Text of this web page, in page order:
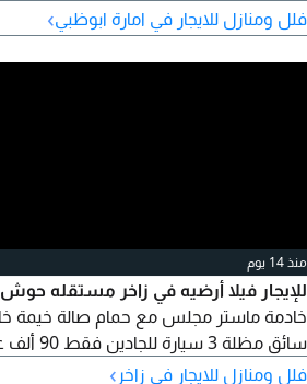
فلل ومنازل للايجار في امارة ابوظبي›
منذ 14 يوم
خادمة ماستر مجلس مع حمام صالة خيمة
سائق مظلة 3 سيارة للجادين فقط 90 ألف عقد موثق للجادين
فلل ومنازل للايجار في زاخر ›